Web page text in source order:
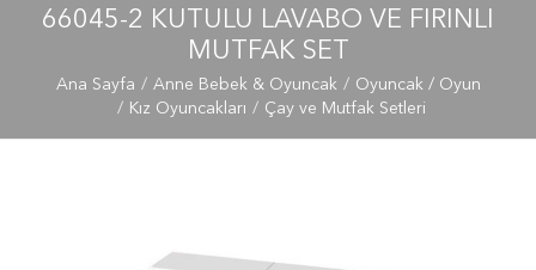
66045-2 KUTULU LAVABO VE FIRINLI
MUTFAK SET
Ana Sayfa Anne Bebek & Oyuncak
Oyuncak / Oyun
Kız Oyuncakları
Çay ve Mutfak Setleri